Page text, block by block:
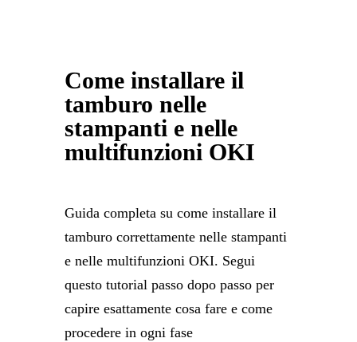
Come installare il
tamburo nelle
stampanti e nelle
multifunzioni OKI
Guida completa su come installare il
tamburo correttamente nelle stampanti
e nelle multifunzioni OKI. Segui
questo tutorial passo dopo passo per
capire esattamente cosa fare e come
procedere in ogni fase